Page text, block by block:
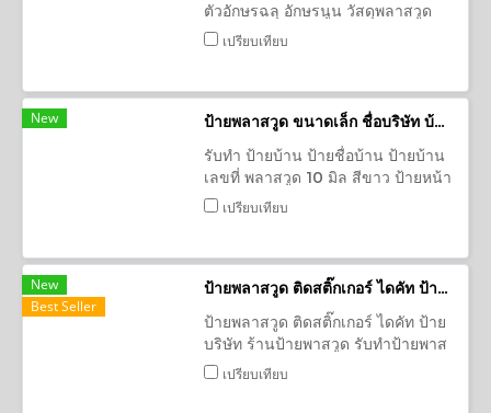
ตัวอักษรฉลุ อักษรนูน วัสดุพลาสวูด
พลาสวูดฉลุลาย ตกแต่งอาคาร ป้าย
เปรียบเทียบ
New
ป้ายพลาสวูด ขนาดเล็ก ชื่อบริษัท บ้านเลขที่
รับทำ ป้ายบ้าน ป้ายชื่อบ้าน ป้ายบ้าน
เลขที่ พลาสวูด 10 มิล สีขาว ป้ายหน้า
บ้าน รับทำงานพลาสวูดในรูปแบบ
เปรียบเทียบ
New
Best Seller
ป้ายพลาสวูด ติดสติ๊กเกอร์ ไดคัท ป้ายบริษัท
ป้ายพลาสวูด ติดสติ๊กเกอร์ ไดคัท ป้าย
บริษัท ร้านป้ายพาสวูด รับทำป้ายพาส
วูด ป้ายพาสวูด ติดสติ๊กเกอร์ ป้ายพาส
เปรียบเทียบ